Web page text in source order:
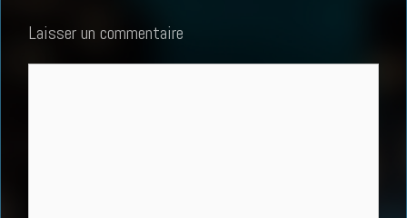
Laisser un commentaire